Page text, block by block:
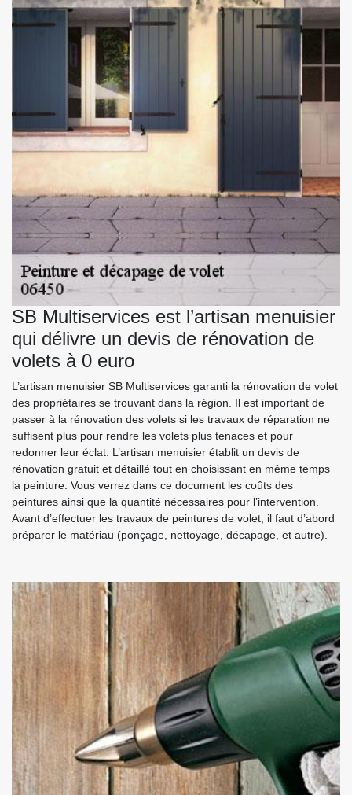
SB Multiservices est l’artisan menuisier
qui délivre un devis de rénovation de
volets à 0 euro
L’artisan menuisier SB Multiservices garanti la rénovation de volet
des propriétaires se trouvant dans la région. Il est important de
passer à la rénovation des volets si les travaux de réparation ne
suffisent plus pour rendre les volets plus tenaces et pour
redonner leur éclat. L’artisan menuisier établit un devis de
rénovation gratuit et détaillé tout en choisissant en même temps
la peinture. Vous verrez dans ce document les coûts des
peintures ainsi que la quantité nécessaires pour l’intervention.
Avant d’effectuer les travaux de peintures de volet, il faut d’abord
préparer le matériau (ponçage, nettoyage, décapage, et autre).